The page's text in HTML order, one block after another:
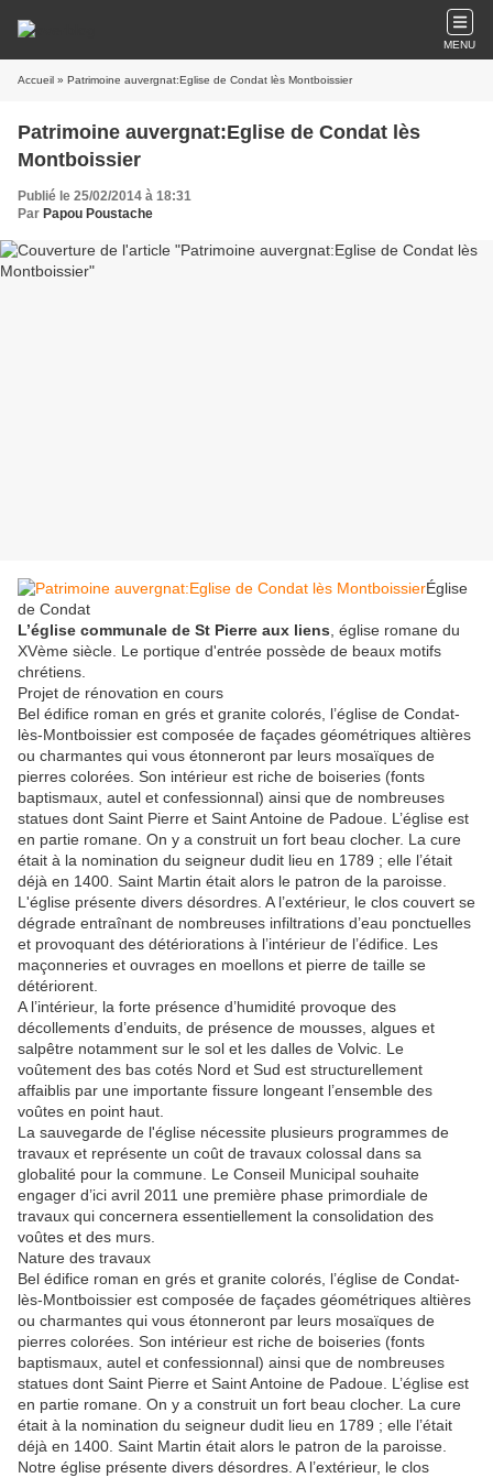
MENU
Accueil » Patrimoine auvergnat:Eglise de Condat lès Montboissier
Patrimoine auvergnat:Eglise de Condat lès
Montboissier
Publié le 25/02/2014 à 18:31
Par Papou Poustache
Église
de Condat
L’église communale de St Pierre aux liens , église romane du
XVème siècle. Le portique d'entrée possède de beaux motifs
chrétiens.
Projet de rénovation en cours
Bel édifice roman en grés et granite colorés, l’église de Condat-
lès-Montboissier est composée de façades géométriques altières
ou charmantes qui vous étonneront par leurs mosaïques de
pierres colorées. Son intérieur est riche de boiseries (fonts
baptismaux, autel et confessionnal) ainsi que de nombreuses
statues dont Saint Pierre et Saint Antoine de Padoue. L’église est
en partie romane. On y a construit un fort beau clocher. La cure
était à la nomination du seigneur dudit lieu en 1789 ; elle l’était
déjà en 1400. Saint Martin était alors le patron de la paroisse.
L'église présente divers désordres. A l’extérieur, le clos couvert se
dégrade entraînant de nombreuses infiltrations d’eau ponctuelles
et provoquant des détériorations à l’intérieur de l’édifice. Les
maçonneries et ouvrages en moellons et pierre de taille se
détériorent.
A l’intérieur, la forte présence d’humidité provoque des
décollements d’enduits, de présence de mousses, algues et
salpêtre notamment sur le sol et les dalles de Volvic. Le
voûtement des bas cotés Nord et Sud est structurellement
affaiblis par une importante fissure longeant l’ensemble des
voûtes en point haut.
La sauvegarde de l'église nécessite plusieurs programmes de
travaux et représente un coût de travaux colossal dans sa
globalité pour la commune. Le Conseil Municipal souhaite
engager d’ici avril 2011 une première phase primordiale de
travaux qui concernera essentiellement la consolidation des
voûtes et des murs.
Nature des travaux
Bel édifice roman en grés et granite colorés, l’église de Condat-
lès-Montboissier est composée de façades géométriques altières
ou charmantes qui vous étonneront par leurs mosaïques de
pierres colorées. Son intérieur est riche de boiseries (fonts
baptismaux, autel et confessionnal) ainsi que de nombreuses
statues dont Saint Pierre et Saint Antoine de Padoue. L’église est
en partie romane. On y a construit un fort beau clocher. La cure
était à la nomination du seigneur dudit lieu en 1789 ; elle l’était
déjà en 1400. Saint Martin était alors le patron de la paroisse.
Notre église présente divers désordres. A l’extérieur, le clos